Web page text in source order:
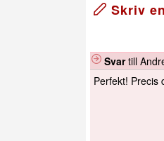
Skriv
Svartill
Perfekt! Precis